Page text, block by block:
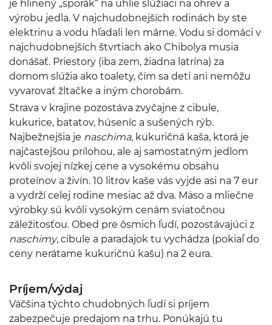
je hlinený „sporák“ na uhlie slúžiaci na ohrev a
výrobu jedla. V najchudobnejších rodinách by ste
elektrinu a vodu hľadali len márne. Vodu si domáci v
najchudobnejších štvrtiach ako Chibolya musia
donášať. Priestory (iba zem, žiadna latrína) za
domom slúžia ako toalety, čím sa deti ani nemôžu
vyvarovať žltačke a iným chorobám.
Strava v krajine pozostáva zvyčajne z cibule,
kukurice, batatov, húseníc a sušených rýb.
Najbežnejšia je naschima, kukuričná kaša, ktorá je
najčastejšou prílohou, ale aj samostatným jedlom
kvôli svojej nízkej cene a vysokému obsahu
proteínov a živín. 10 litrov kaše vás vyjde asi na 7 eur
a vydrží celej rodine mesiac až dva. Mäso a mliečne
výrobky sú kvôli vysokým cenám sviatočnou
záležitosťou. Obed pre ôsmich ľudí, pozostávajúci z
naschimy, cibule a paradajok tu vychádza (pokiaľ do
ceny nerátame kukuričnú kašu) na 2 eura.
Príjem/výdaj
Väčšina týchto chudobných ľudí si príjem
zabezpečuje predajom na trhu. Ponúkajú tu